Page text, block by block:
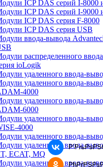
ICP DAS серий I-8000
ICP DAS серий I-9000
ICP DAS серия F-8000
ICP DAS серия USB
ввода-вывода
распределенного
ioLogik
удаленного ввода-
удаленного ввода-
4000
удаленного ввода-
6000
удаленного ввода-
4000
удаленного ввода-
удаленного ввода-
ECAT, MQ
удаленного ввода-